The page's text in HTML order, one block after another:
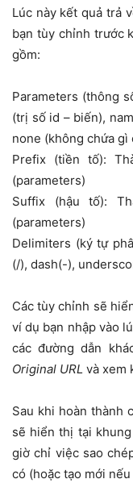
Lúc này kết quả trả
bạn tùy chỉnh trước
gồm:
Parameters (thông
(trị số id – biến),
none (không chứa gì
Prefix (tiền tố):
(parameters)
Suffix (hậu tố):
(parameters)
Delimiters (ký tự
(/), dash(-),
Các tùy chỉnh sẽ
ví dụ bạn nhập vào
các đường dẫn
Original URL và xem
Sau khi hoàn thành
sẽ hiển thị tại
giờ chỉ việc sao
có (hoặc tạo mới